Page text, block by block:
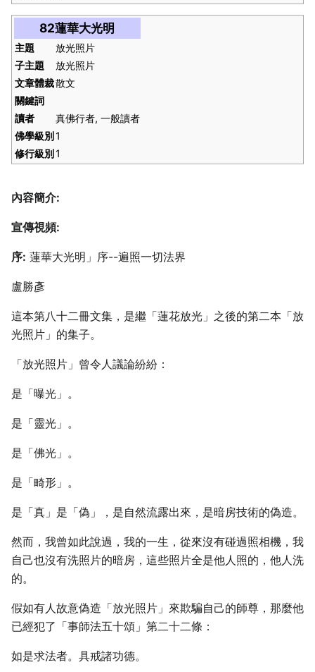
82蓮華大光明
主題
放光照片
子主題
放光照片
文章體裁散文
關鍵詞
讀者
真佛行者, 一般讀者
佛學級別1
修行級別1
內容簡介:
宣傳視頻:
序: 蓮華大光明」序--遍照一切法界
盧勝彥
這本第八十二冊文集，是繼「蓮花放光」之後的第二本「放
光照片」的集子。
「放光照片」曾令人議論紛紛：
是「曝光」。
是「靈光」。
是「佛光」。
是「畸形」。
是「真」是「偽」，是自然流露出來，是暗房技術的偽造。
然而，我曾如此說過，我的一生，從來沒有碰過照相機，我
自己也沒有洗照片的暗房，這些照片全是他人照的，他人洗
的。
假如有人故意偽造「放光照片」來欺騙自己的師尊，那麼他
已經犯了「事師法五十頌」第二十二條：
如是求法者。具戒諸功德。